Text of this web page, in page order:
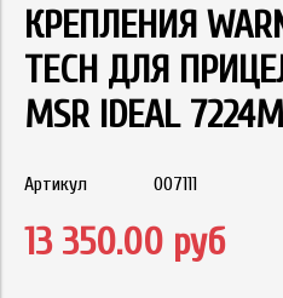
КРЕПЛЕНИЯ
TECH ДЛЯ
MSR IDEAL
Артикул 007111
13 350.00 руб